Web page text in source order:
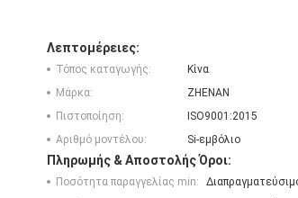
Λεπτομέρειες:
Τόπος καταγωγής:
Κίνα
Μάρκα:
ZHENAN
Πιστοποίηση:
ISO9001:2015
Αριθμό μοντέλου:
Si-εμβόλιο
Πληρωμής & Αποστολής Όροι:
Ποσότητα παραγγελίας min: